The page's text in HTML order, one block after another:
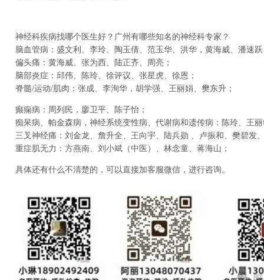
神经科疾病找哪个医生好？广州有哪些知名的神经科专家？
脑血管病：盛文利、李玲、陶玉倩、范玉华、洪华，黄海威、潘速
偏头痛：黄海威、张为西、陆正齐、周亮；
脑部炎症：邱伟、陈玲、徐评议、张星虎、徐恩；
脊髓/运动/肌肉：张成、李洵华，胡学强、王丽娟、樊东升；
癫痫病：周列民，廖卫平、陈子怡；
痴呆病、帕金森病，神经系统变性病、代谢病和遗传病：陈玲、王
三叉神经痛：刘金龙、詹升全、王向宇、陆兵勋 、卢振和、樊碧发
重症肌无力：方燕南、刘小斌（中医）、林念童、蒋海山；
具体还有什么不清楚的，可以直接加客服微信，进行咨询。